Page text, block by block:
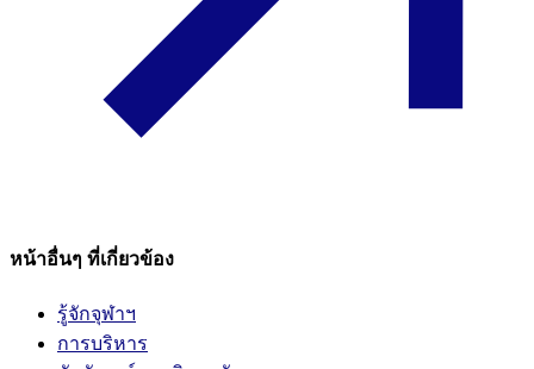
หน้าอื่นๆ ที่เกี่ยวข้อง
รู้จักจุฬาฯ
การบริหาร